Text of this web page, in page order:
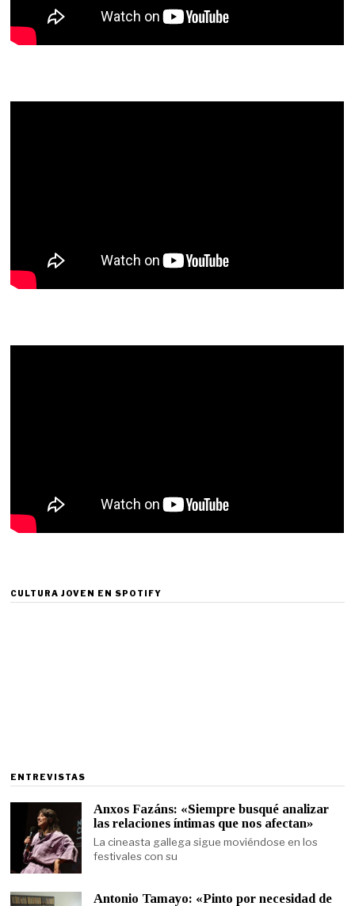
CULTURA JOVEN EN SPOTIFY
ENTREVISTAS
Anxos Fazáns: «Siempre busqué analizar
las relaciones íntimas que nos afectan»
La cineasta gallega sigue moviéndose en los
festivales con su
Antonio Tamayo: «Pinto por necesidad de